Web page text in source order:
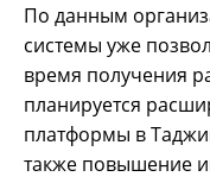
По данным
системы уже
время получения
планируется
платформы в
также повышение